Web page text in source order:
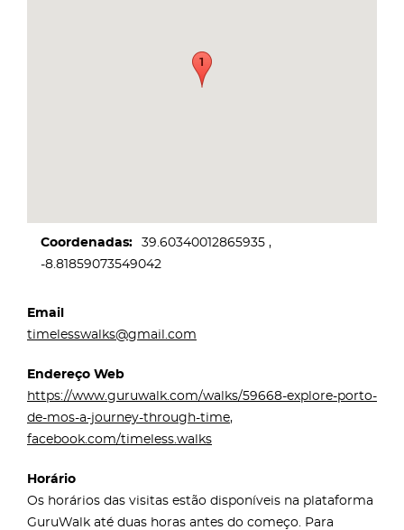
Coordenadas
39.60340012865935
-8.81859073549042
Email
timelesswalks@gmail.com
Endereço Web
https://www.guruwalk.com/walks/59668-explore-porto-
de-mos-a-journey-through-time,
facebook.com/timeless.walks
Horário
Os horários das visitas estão disponíveis na plataforma
GuruWalk até duas horas antes do começo. Para